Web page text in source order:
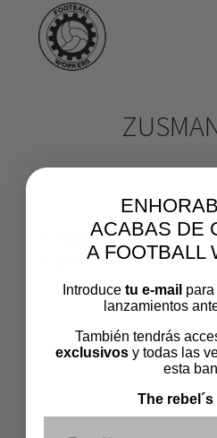
footballworkers Publicado
completo es de200 × 150pixels
ACABAS DE
A FOOTBALL
Introduce tu e-mail
lanzamientos
También tendrás
exclusivos y todas las
esta
The